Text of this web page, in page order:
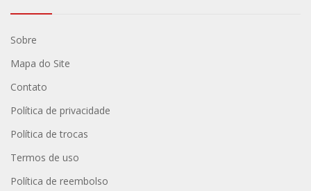
Sobre
Mapa do Site
Contato
Política de privacidade
Política de trocas
Termos de uso
Política de reembolso